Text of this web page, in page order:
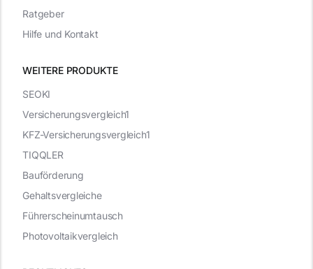
WEITERE PRODUKTE
SEOKI
Versicherungsvergleich1
KFZ-Versicherungsvergleich1
TIQQLER
Bauförderung
Gehaltsvergleiche
Führerscheinumtausch
Photovoltaikvergleich
Ratgeber
Hilfe und Kontakt